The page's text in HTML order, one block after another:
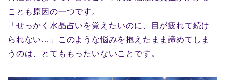
ことも原因の一つです。
「せっかく水晶占いを覚えたいのに、目が疲れて続け
られない…」このような悩みを抱えたまま諦めてしま
うのは、とてももったいないことです。